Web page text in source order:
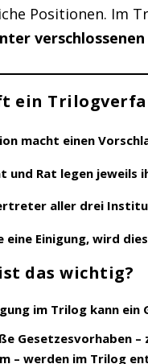
Positionen. Im
ein
macht einen
und Rat legen jeweils
aller drei
eine Einigung, wird
das wichtig?
im Trilog kann
Gesetzesvorhaben –
– werden im Trilog